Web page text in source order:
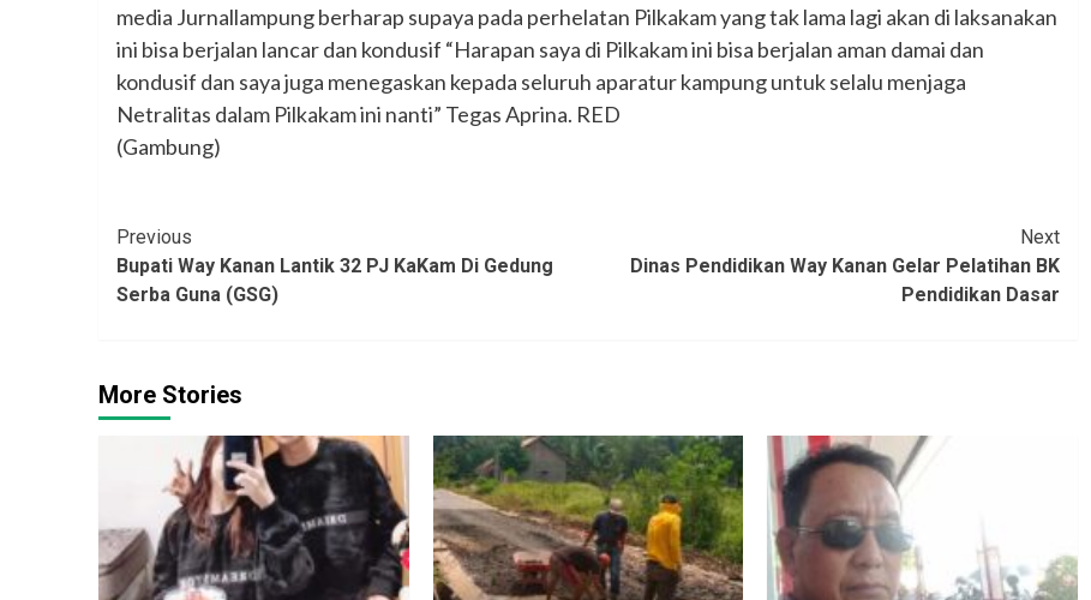
media Jurnallampung berharap supaya pada perhelatan Pilkakam yang tak lama lagi akan di laksanakan
ini bisa berjalan lancar dan kondusif “Harapan saya di Pilkakam ini bisa berjalan aman damai dan
kondusif dan saya juga menegaskan kepada seluruh aparatur kampung untuk selalu menjaga
Netralitas dalam Pilkakam ini nanti” Tegas Aprina. RED
(Gambung)
Continue
Reading
Previous
Bupati Way Kanan Lantik 32 PJ KaKam Di Gedung
Serba Guna (GSG)
Next
Dinas Pendidikan Way Kanan Gelar Pelatihan BK
Pendidikan Dasar
More Stories